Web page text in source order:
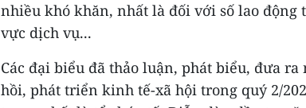
nhiều khó khăn, nhất là đối với số lao
vực dịch vụ...
Các đại biểu đã thảo luận, phát biểu, đưa
hồi, phát triển kinh tế-xã hội trong quý 2/